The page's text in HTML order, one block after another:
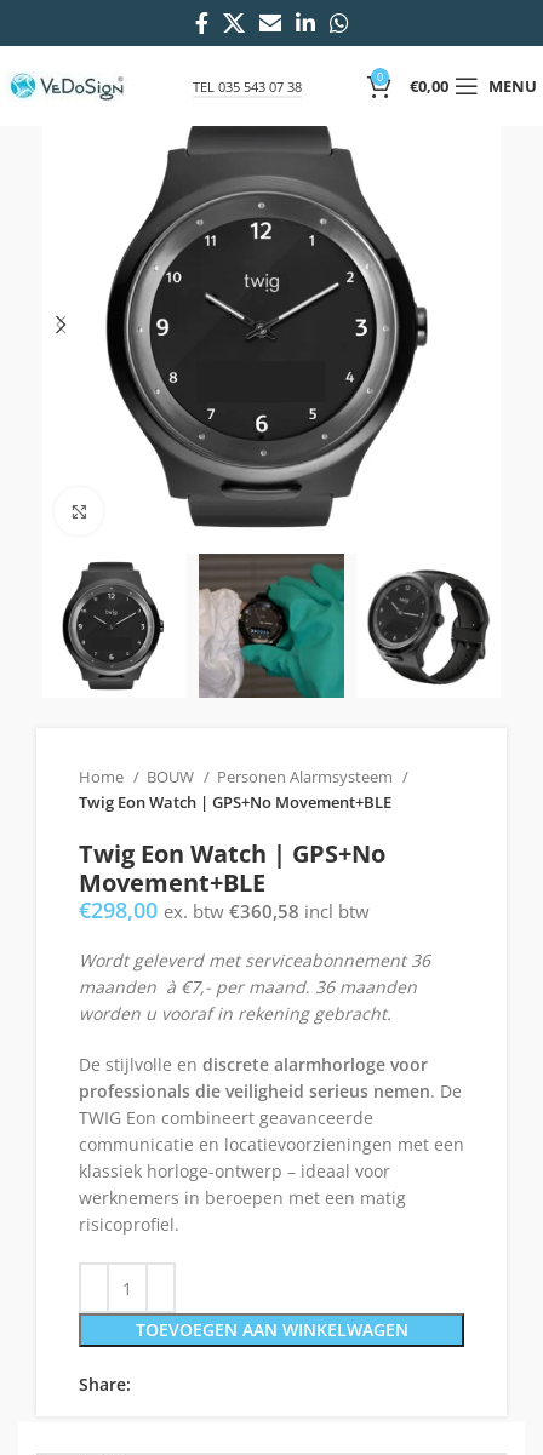
TEL 035 543 07 38
0 €0,00 MENU
Click to enlarge
Home BOUW
Personen Alarmsysteem
Twig Eon Watch | GPS+No Movement+BLE
Twig Eon Watch | GPS+No
Movement+BLE
€298,00 ex. btw €360,58 incl btw
Wordt geleverd met serviceabonnement 36
maanden à €7,- per maand. 36 maanden
worden u vooraf in rekening gebracht.
De stijlvolle en discrete alarmhorloge voor
professionals die veiligheid serieus nemen. De
TWIG Eon combineert geavanceerde
communicatie en locatievoorzieningen met een
klassiek horloge-ontwerp – ideaal voor
werknemers in beroepen met een matig
risicoprofiel.
TOEVOEGEN AAN WINKELWAGEN
Share: